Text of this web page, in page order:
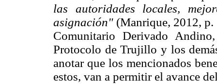
las autoridades locales,
asignación" (Manrique, 2012,
Comunitario Derivado
Protocolo de Trujillo y los
anotar que los mencionados
estos, van a permitir el avance